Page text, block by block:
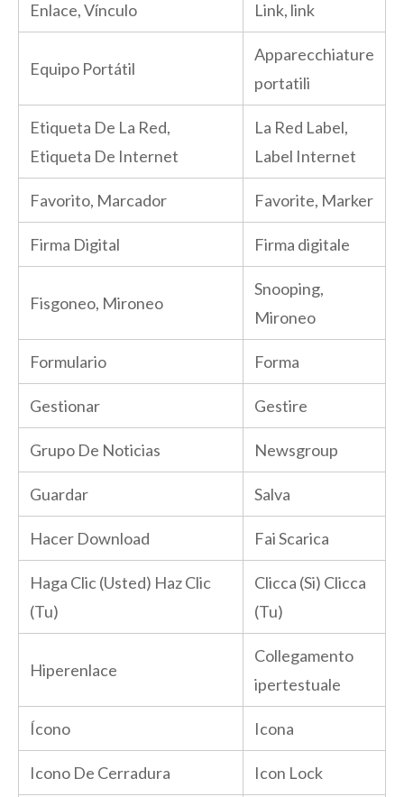
Enlace, Vínculo Link, link
Equipo Portátil
Apparecchiature
portatili
Etiqueta De La Red,
Etiqueta De Internet
La Red Label,
Label Internet
Favorito, Marcador Favorite, Marker
Firma Digital Firma digitale
Fisgoneo, Mironeo
Snooping,
Mironeo
Formulario Forma
Gestionar Gestire
Grupo De Noticias Newsgroup
Guardar Salva
Hacer Download Fai Scarica
Haga Clic (Usted) Haz Clic
(Tu)
Clicca (Si) Clicca
(Tu)
Hiperenlace
Collegamento
ipertestuale
Ícono Icona
Icono De Cerradura Icon Lock